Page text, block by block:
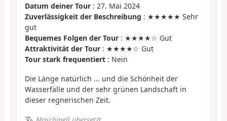
Datum deiner Tour : 27. Mai 2024
Zuverlässigkeit der Beschreibung : ★★★★★ Sehr
gut
Bequemes Folgen der Tour : ★★★★☆ Gut
Attraktivität der Tour : ★★★★☆ Gut
Tour stark frequentiert : Nein
Die Länge natürlich ... und die Schönheit der
Wasserfälle und der sehr grünen Landschaft in
dieser regnerischen Zeit.